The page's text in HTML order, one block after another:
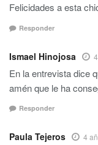
Felicidades a esta
Responder
Ismael Hinojosa
En la entrevista dice
amén que le ha
Responder
Paula Tejeros 4